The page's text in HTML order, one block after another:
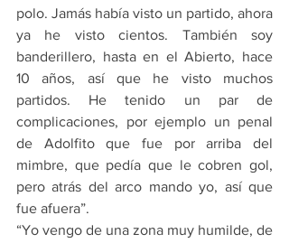
polo. Jamás había visto un partido, ahora
ya he visto cientos. También soy
banderillero, hasta en el Abierto, hace
10 años, así que he visto muchos
partidos. He tenido un par de
complicaciones, por ejemplo un penal
de Adolfito que fue por arriba del
mimbre, que pedía que le cobren gol,
pero atrás del arco mando yo, así que
fue afuera”.
“Yo vengo de una zona muy humilde, de